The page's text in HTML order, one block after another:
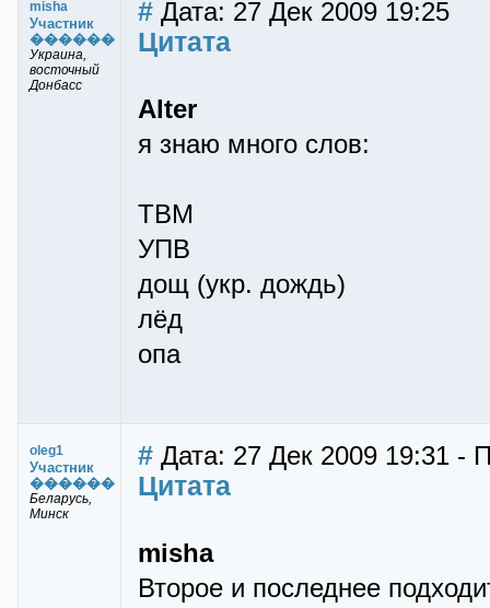
misha
Участник
������
Украина,
восточный
Донбасс
# Дата: 27 Дек 2009 19:25
Цитата
Alter
я знаю много слов:
ТВМ
УПВ
дощ (укр. дождь)
лёд
опа
oleg1
Участник
������
Беларусь,
Минск
# Дата: 27 Дек 2009 19:31 -
Цитата
misha
Второе и последнее